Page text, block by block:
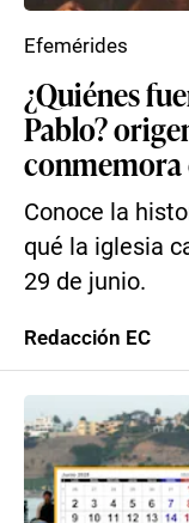
¿Quiénes
Pablo?
conmemora
Conoce la
qué la iglesia
29 de junio.
Efemérides
Redacción EC